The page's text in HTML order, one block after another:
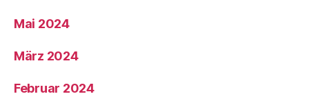
Mai 2024
März 2024
Februar 2024